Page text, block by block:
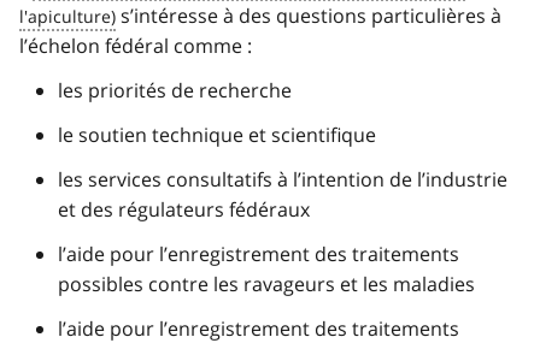
s’intéresse à des questions particulières à
l’échelon fédéral comme :
les priorités de recherche
le soutien technique et scientifique
les services consultatifs à l’intention de l’industrie
et des régulateurs fédéraux
l’aide pour l’enregistrement des traitements
possibles contre les ravageurs et les maladies
l’aide pour l’enregistrement des traitements